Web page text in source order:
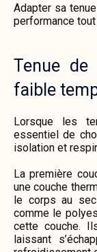
Adapter sa
performance
Tenue
faible
Lorsque les
essentiel de
isolation et
La première
une couche
le corps au
comme le
cette couche.
laissant